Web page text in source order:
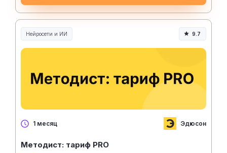
Нейросети и ИИ
Нейросети и искусственный интеллект
9.7
1 месяц Эдюсон
Методист: тариф PRO